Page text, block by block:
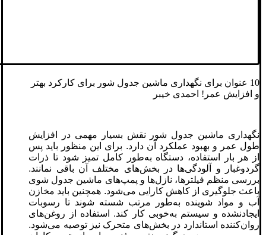
10 عنوان برای نگهداری ماشین جدول شور برای کارکرد بهتر
و افزایش عمر! احمدی خیبر
نگهداری ماشین جدول شور نقش بسیار مهمی در افزایش
طول عمر و بهبود عملکرد آن دارد. برای این منظور باید پس
از هر بار استفاده، دستگاه به‌طور کامل تمیز شود تا ذرات
گردوغبار و آلودگی‌ها در بخش‌های مختلف آن باقی نمانند.
بررسی منظم فیلترها، نازل‌ها و پمپ‌های ماشین جدول شوی
باعث جلوگیری از کاهش کارایی می‌شود. همچنین باید مخازن
آب و مواد شوینده به‌طور مرتب شسته شوند تا رسوبات
ایجادنشده و سیستم به‌خوبی کار کند. استفاده از روغن‌های
روان‌کننده استاندارد در بخش‌های متحرک نیز توصیه می‌شود.